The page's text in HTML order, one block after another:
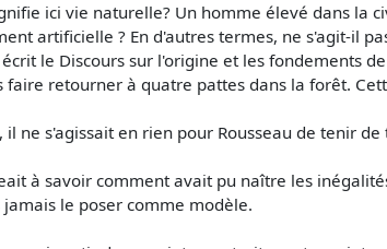
ici vie naturelle? Un homme élevé dans la
artificielle ? En d'autres termes, ne s'agit-il
écrit le Discours sur l'origine et les fondements
faire retourner à quatre pattes dans la forêt.
il ne s'agissait en rien pour Rousseau de tenir de
à savoir comment avait pu naître les
jamais le poser comme modèle.